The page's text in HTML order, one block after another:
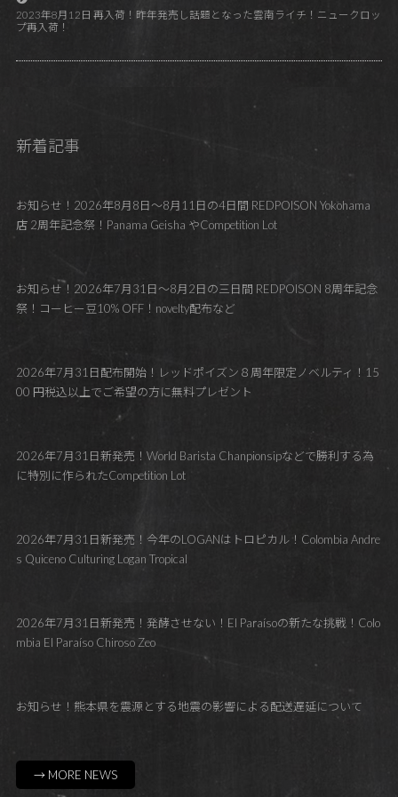
2023年8月12日 再入荷！昨年発売し話題となった雲南ライチ！ニュークロッ
プ再入荷！
新着記事
お知らせ！2026年8月8日～8月11日の4日間 REDPOISON Yokohama
店 2周年記念祭！Panama Geisha やCompetition Lot
お知らせ！2026年7月31日～8月2日の三日間 REDPOISON 8周年記念
祭！コーヒー豆10% OFF！novelty配布など
2026年7月31日配布開始！レッドポイズン８周年限定ノベルティ！15
00 円税込以上でご希望の方に無料プレゼント
2026年7月31日新発売！World Barista Chanpionsipなどで勝利する為
に特別に作られたCompetition Lot
2026年7月31日新発売！今年のLOGANはトロピカル！Colombia Andre
s Quiceno Culturing Logan Tropical
2026年7月31日新発売！発酵させない！El Paraísoの新たな挑戦！Colo
mbia El Paraíso Chiroso Zeo
お知らせ！熊本県を震源とする地震の影響による配送遅延について
→ MORE NEWS